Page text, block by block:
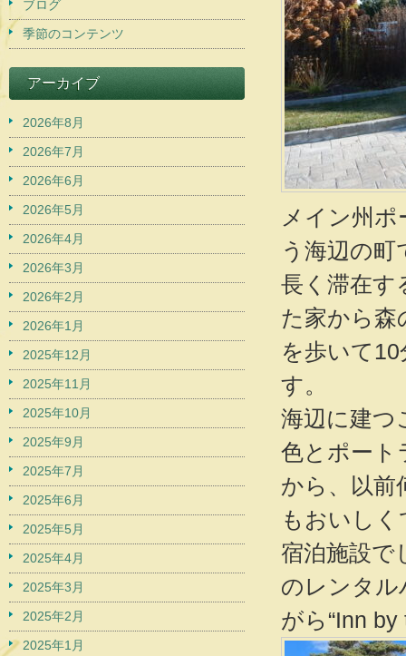
メイン州
う海辺の
長く滞在す
た家から森
を歩いて
す。
海辺に建つ
色とポート
から、以前
もおいし
宿泊施設で
のレンタル
がら“Inn
ブログ
季節のコンテンツ
アーカイブ
2026年8月
2026年7月
2026年6月
2026年5月
2026年4月
2026年3月
2026年2月
2026年1月
2025年12月
2025年11月
2025年10月
2025年9月
2025年7月
2025年6月
2025年5月
2025年4月
2025年3月
2025年2月
2025年1月